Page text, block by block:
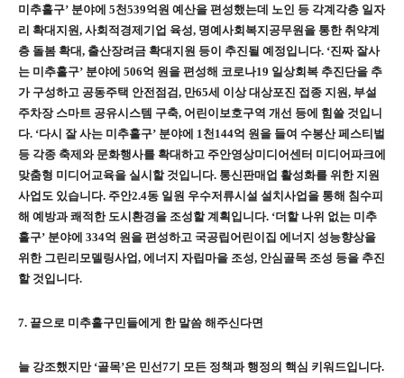
미추홀구’ 분야에 5천539억원 예산을 편성했는데 노인 등 각계각층 일자
리 확대지원, 사회적경제기업 육성, 명예사회복지공무원을 통한 취약계
층 돌봄 확대, 출산장려금 확대지원 등이 추진될 예정입니다. ‘진짜 잘사
는 미추홀구’ 분야에 506억 원을 편성해 코로나19 일상회복 추진단을 추
가 구성하고 공동주택 안전점검 , 만65세 이상 대상포진 접종 지원, 부설
주차장 스마트 공유시스템 구축, 어린이보호구역 개선 등에 힘쓸 것입니
다. ‘다시 잘 사는 미추홀구’ 분야에 1천144억 원을 들여 수봉산 페스티벌
등 각종 축제와 문화행사를 확대하고 주안영상미디어센터 미디어파크에
맞춤형 미디어교육을 실시할 것입니다. 통신판매업 활성화를 위한 지원
사업도 있습니다. 주안2.4동 일원 우수저류시설 설치사업을 통해 침수피
해 예방과 쾌적한 도시환경을 조성할 계획입니다. ‘더할 나위 없는 미추
홀구’ 분야에 334억 원을 편성하고 국공립어린이집 에너지 성능향상을
위한 그린리모델링사업 , 에너지 자립마을 조성, 안심골목 조성 등을 추진
할 것입니다.
7. 끝으로 미추홀구민들에게 한 말씀 해주신다면
늘 강조했지만 ‘골목’은 민선7기 모든 정책과 행정의 핵심 키워드입니다.